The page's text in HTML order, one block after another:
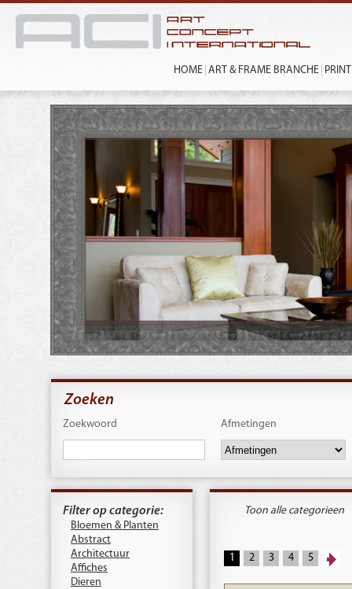
HOME ART & FRAME BRANCHE
Zoeken
Zoekwoord Afmetingen
Filter op categorie:
Bloemen & Planten
Abstract
Architectuur
Affiches
Dieren
Toon alle categorieen
1 2 3 4 5